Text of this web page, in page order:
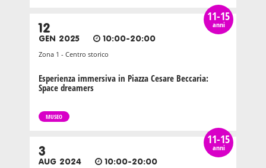
11-15
anni
12
GEN 2025 10:00-20:00
Zona 1 - Centro storico
Esperienza immersiva in Piazza Cesare Beccaria:
Space dreamers
MUSEO
11-15
anni
3
AUG 2024 10:00-20:00